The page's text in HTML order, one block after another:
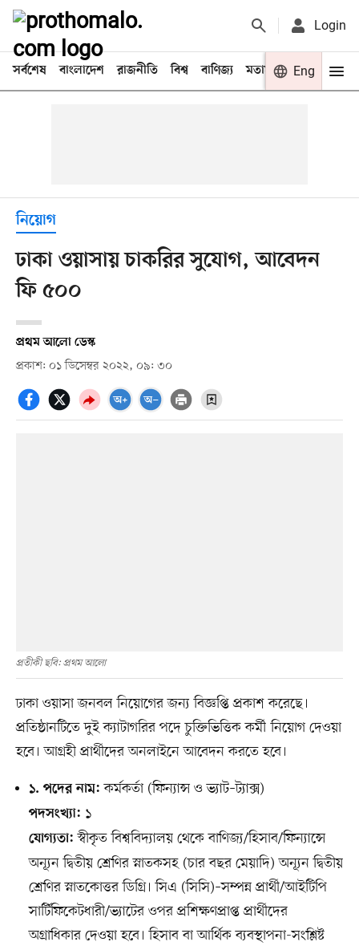
Login
সর্বশেষ বাংলাদেশ রাজনীতি বিশ্ব বাণিজ্য মতামত খেলা
Eng
নিয়োগ
ঢাকা ওয়াসায় চাকরির সুযোগ, আবেদন
ফি ৫০০
প্রথম আলো ডেস্ক
প্রকাশ: ০১ ডিসেম্বর ২০২২, ০৯: ৩০
প্রতীকী ছবি: প্রথম আলো
ঢাকা ওয়াসা জনবল নিয়োগের জন্য বিজ্ঞপ্তি প্রকাশ করেছে।
প্রতিষ্ঠানটিতে দুই ক্যাটাগরির পদে চুক্তিভিত্তিক কর্মী নিয়োগ দেওয়া
হবে। আগ্রহী প্রার্থীদের অনলাইনে আবেদন করতে হবে।
১. পদের নাম: কর্মকর্তা (ফিন্যান্স ও ভ্যাট–ট্যাক্স)
পদসংখ্যা: ১
যোগ্যতা: স্বীকৃত বিশ্ববিদ্যালয় থেকে বাণিজ্য/হিসাব/ফিন্যান্সে
অন্যূন দ্বিতীয় শ্রেণির স্নাতকসহ (চার বছর মেয়াদি) অন্যূন দ্বিতীয়
শ্রেণির স্নাতকোত্তর ডিগ্রি। সিএ (সিসি)–সম্পন্ন প্রার্থী/আইটিপি
সার্টিফিকেটধারী/ভ্যাটের ওপর প্রশিক্ষণপ্রাপ্ত প্রার্থীদের
অগ্রাধিকার দেওয়া হবে। হিসাব বা আর্থিক ব্যবস্থাপনা-সংশ্লিষ্ট